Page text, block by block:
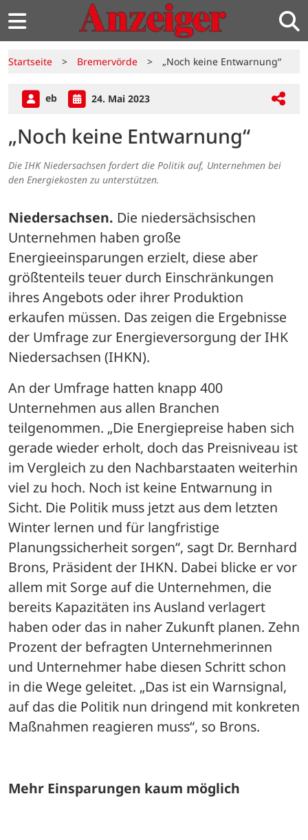
Startseite > Bremervörde > „Noch keine Entwarnung“
eb 24. Mai 2023
„Noch keine Entwarnung“
Die IHK Niedersachsen fordert die Politik auf, Unternehmen bei
den Energiekosten zu unterstützen.
Niedersachsen. Die niedersächsischen
Unternehmen haben große
Energieeinsparungen erzielt, diese aber
größtenteils teuer durch Einschränkungen
ihres Angebots oder ihrer Produktion
erkaufen müssen. Das zeigen die Ergebnisse
der Umfrage zur Energieversorgung der IHK
Niedersachsen (IHKN).
An der Umfrage hatten knapp 400
Unternehmen aus allen Branchen
teilgenommen. „Die Energiepreise haben sich
gerade wieder erholt, doch das Preisniveau ist
im Vergleich zu den Nachbarstaaten weiterhin
viel zu hoch. Noch ist keine Entwarnung in
Sicht. Die Politik muss jetzt aus dem letzten
Winter lernen und für langfristige
Planungssicherheit sorgen“, sagt Dr. Bernhard
Brons, Präsident der IHKN. Dabei blicke er vor
allem mit Sorge auf die Unternehmen, die
bereits Kapazitäten ins Ausland verlagert
haben oder das in naher Zukunft planen. Zehn
Prozent der befragten Unternehmerinnen
und Unternehmer habe diesen Schritt schon
in die Wege geleitet. „Das ist ein Warnsignal,
auf das die Politik nun dringend mit konkreten
Maßnahmen reagieren muss“, so Brons.
Mehr Einsparungen kaum möglich